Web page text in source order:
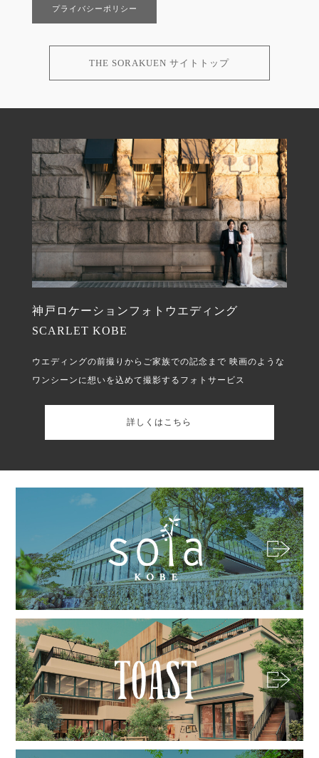
プライバシーポリシー
THE SORAKUEN サイトトップ
神戸ロケーションフォトウエディング
SCARLET KOBE
ウエディングの前撮りからご家族での記念まで 映画のような
ワンシーンに想いを込めて撮影するフォトサービス
詳しくはこちら